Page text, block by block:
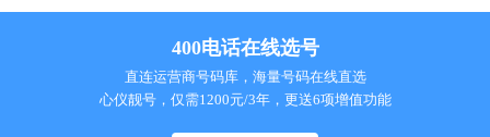
400电话在线选号
直连运营商号码库，海量号码在线直选
心仪靓号，仅需1200元/3年，更送6项增值功能